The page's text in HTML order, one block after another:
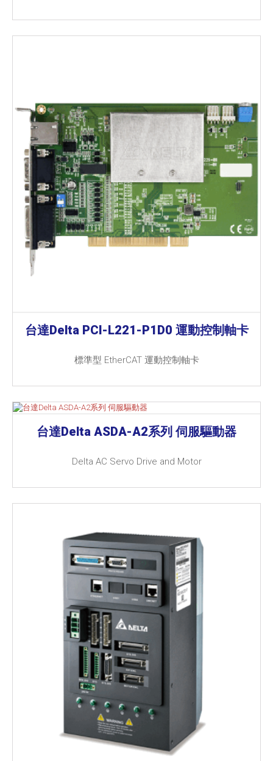
台達Delta PCI-L221-P1D0 運動控制軸卡
標準型 EtherCAT 運動控制軸卡
台達Delta ASDA-A2系列 伺服驅動器
Delta AC Servo Drive and Motor